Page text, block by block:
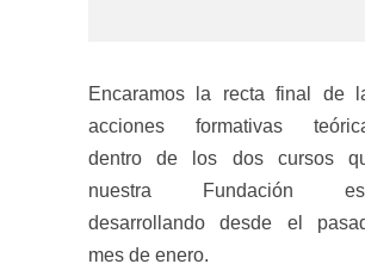
Encaramos la recta final de
acciones formativas
dentro de los dos cursos
nuestra Fundación
desarrollando desde el
mes de enero.